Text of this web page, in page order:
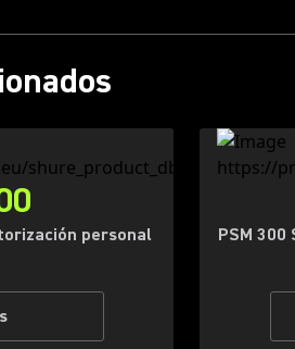
personal
PSM